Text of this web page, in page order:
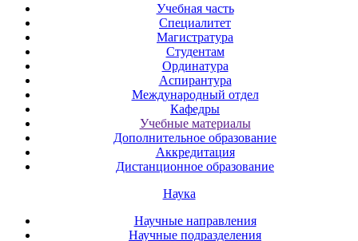
Учебная часть
Специалитет
Магистратура
Студентам
Ординатура
Аспирантура
Международный отдел
Кафедры
Учебные материалы
Дополнительное образование
Аккредитация
Дистанционное образование
Наука
Научные направления
Научные подразделения